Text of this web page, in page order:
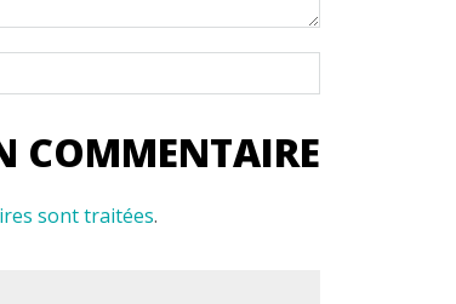
sont traitées.